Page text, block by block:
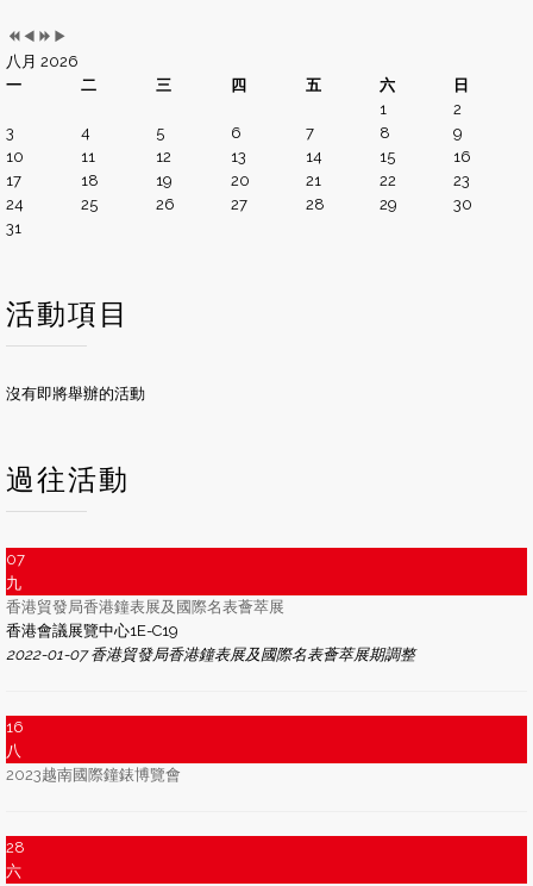
八月 2026
一
二 三 四 五 六
日
1
2
3
4 5 6 7 8
9
10
11 12 13 14 15
16
17
18 19 20 21 22
23
24
25 26 27 28 29
30
31
活動項目
沒有即將舉辦的活動
過往活動
07
九
香港貿發局香港鐘表展及國際名表薈萃展
香港會議展覽中心1E-C19
2022-01-07 香港貿發局香港鐘表展及國際名表薈萃展期調整
16
八
2023越南國際鐘錶博覽會
28
六